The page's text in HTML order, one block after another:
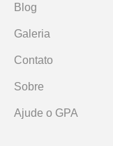
Blog
Galeria
Contato
Sobre
Ajude o GPA